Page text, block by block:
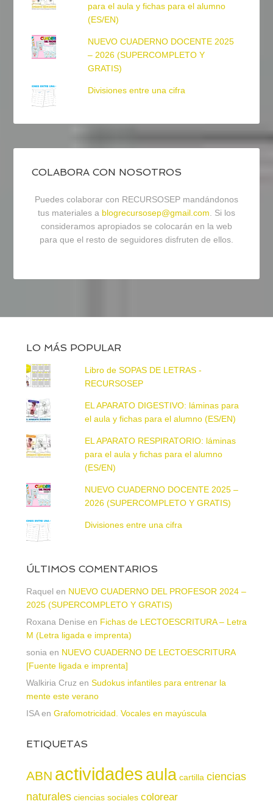
para el aula y fichas para el alumno
(ES/EN)
NUEVO CUADERNO DOCENTE 2025
– 2026 (SUPERCOMPLETO Y
GRATIS)
Divisiones entre una cifra
COLABORA CON NOSOTROS
Puedes colaborar con RECURSOSEP mandándonos
tus materiales a blogrecursosep@gmail.com . Si los
consideramos apropiados se colocarán en la web
para que el resto de seguidores disfruten de ellos.
LO MÁS POPULAR
Libro de SOPAS DE LETRAS -
RECURSOSEP
EL APARATO DIGESTIVO: láminas para
el aula y fichas para el alumno (ES/EN)
EL APARATO RESPIRATORIO: láminas
para el aula y fichas para el alumno
(ES/EN)
NUEVO CUADERNO DOCENTE 2025 –
2026 (SUPERCOMPLETO Y GRATIS)
Divisiones entre una cifra
ÚLTIMOS COMENTARIOS
Raquel en NUEVO CUADERNO DEL PROFESOR 2024 –
2025 (SUPERCOMPLETO Y GRATIS)
Roxana Denise en Fichas de LECTOESCRITURA – Letra
M (Letra ligada e imprenta)
soniaen NUEVO CUADERNO DE LECTOESCRITURA
[Fuente ligada e imprenta]
Walkiria Cruzen Sudokus infantiles para entrenar la
mente este verano
ISAen Grafomotricidad. Vocales en mayúscula
ETIQUETAS
ABN actividadesaula cartilla ciencias
naturales ciencias sociales colorear